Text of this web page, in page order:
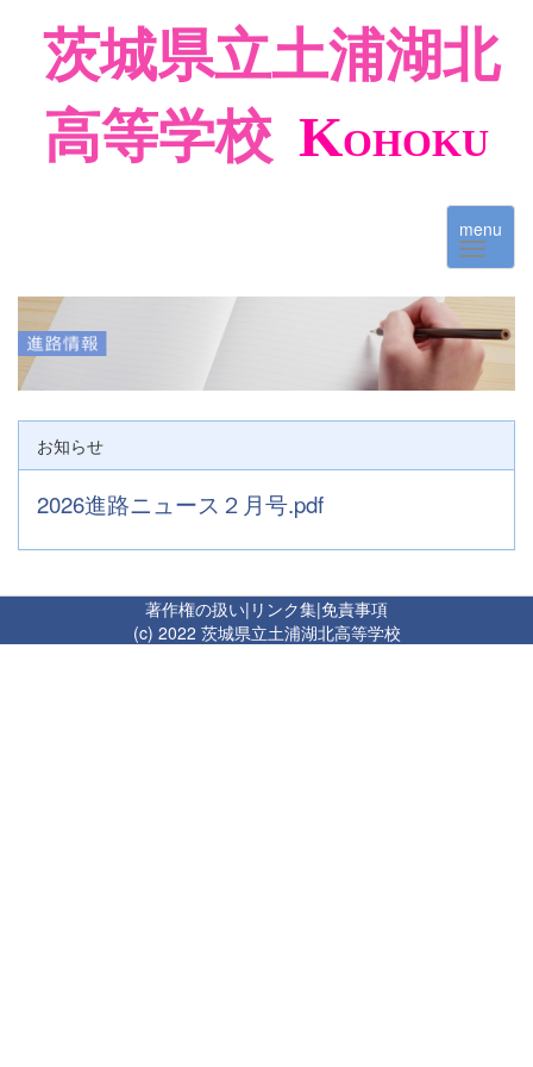
茨城県立土浦湖北
高等学校 KOHOKU
menu
お知らせ
2026進路ニュース２月号.pdf
著作権の扱い| リンク集|免責事項
(c) 2022 茨城県立土浦湖北高等学校